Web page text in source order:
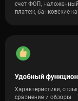
счет ФОП, наложенный
платеж, банковские
Удобный
Характеристики,
сравнение и обзоры